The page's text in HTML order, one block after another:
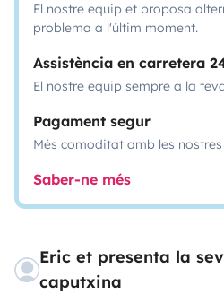
El nostre equip et proposa
problema a l'últim moment.
Assistència en carretera
El nostre equip sempre a la
Pagament segur
Més comoditat amb les
Saber-ne més
Eric et presenta la
caputxina